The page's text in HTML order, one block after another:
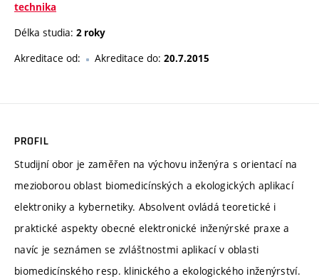
technika
Délka studia: 2 roky
Akreditace od: Akreditace do: 20.7.2015
PROFIL
Studijní obor je zaměřen na výchovu inženýra s orientací na
mezioborou oblast biomedicínských a ekologických aplikací
elektroniky a kybernetiky. Absolvent ovládá teoretické i
praktické aspekty obecné elektronické inženýrské praxe a
navíc je seznámen se zvláštnostmi aplikací v oblasti
biomedicínského resp. klinického a ekologického inženýrství.